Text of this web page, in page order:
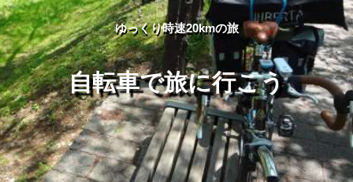
ゆっくり時速20kmの旅
自転車で旅に行こう